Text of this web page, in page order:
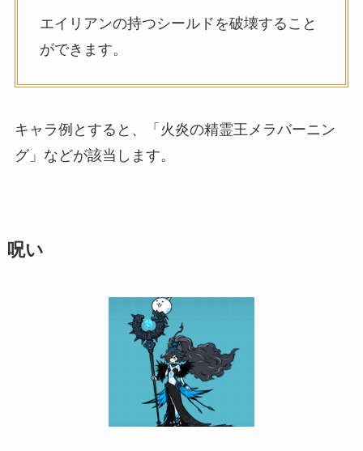
エイリアンの持つシールドを破壊すること
ができます。
キャラ例とすると、「火炎の精霊王メラバーニン
グ」などが該当します。
呪い